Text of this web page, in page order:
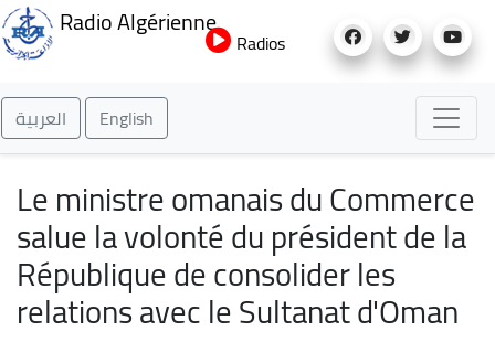
au
Radio Algérienne
Radios
العربية English
Le ministre omanais du Commerce
salue la volonté du président de la
République de consolider les
relations avec le Sultanat d'Oman